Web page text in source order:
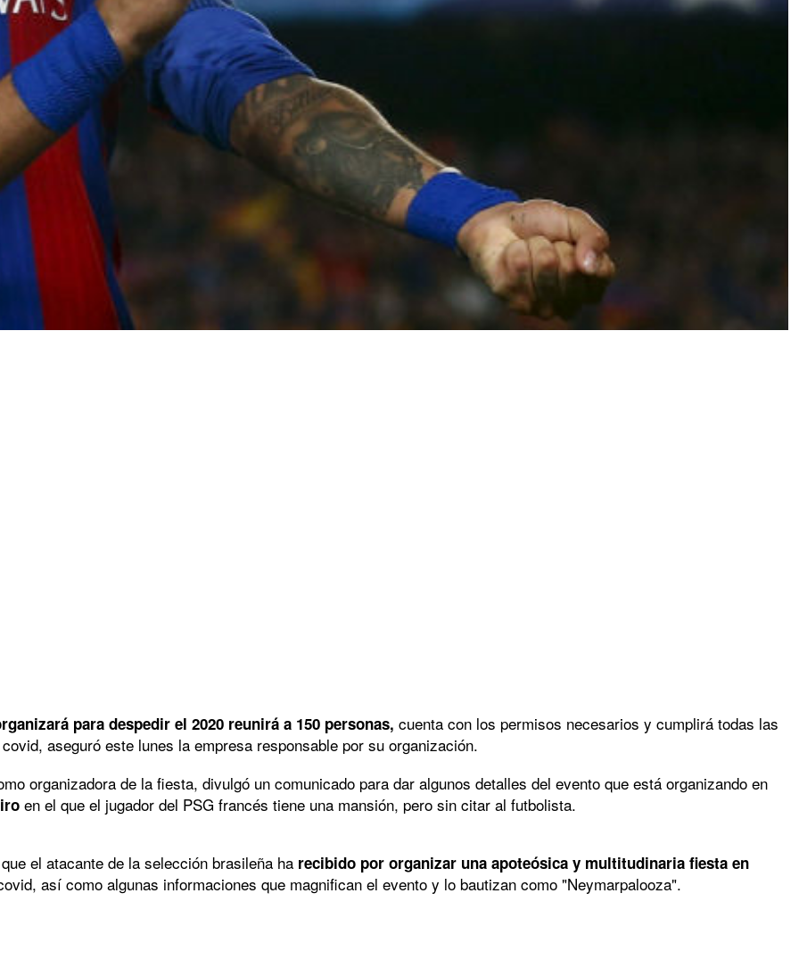
para despedir el 2020 reunirá a 150 personas, cuenta con los permisos necesarios y cumplirá todas las
aseguró este lunes la empresa responsable por su organización.
organizadora de la fiesta, divulgó un comunicado para dar algunos detalles del evento que está organizando en
en el que el jugador del PSG francés tiene una mansión, pero sin citar al futbolista.
el atacante de la selección brasileña ha recibido por organizar una apoteósica y multitudinaria fiesta en
así como algunas informaciones que magnifican el evento y lo bautizan como "Neymarpalooza".